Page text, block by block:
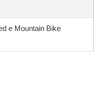
e Mountain Bike